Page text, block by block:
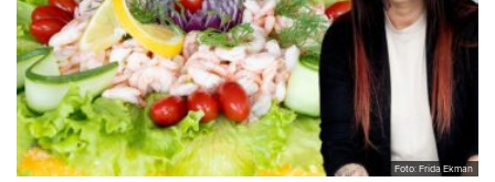
Foto: Frida Ekman